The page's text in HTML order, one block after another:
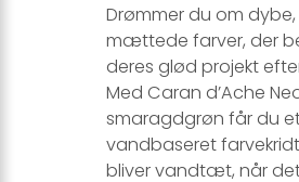
Drømmer du om dybe,
mættede farver, der
deres glød projekt
Med Caran d’Ache
smaragdgrøn får du
vandbaseret
bliver vandtæt, når